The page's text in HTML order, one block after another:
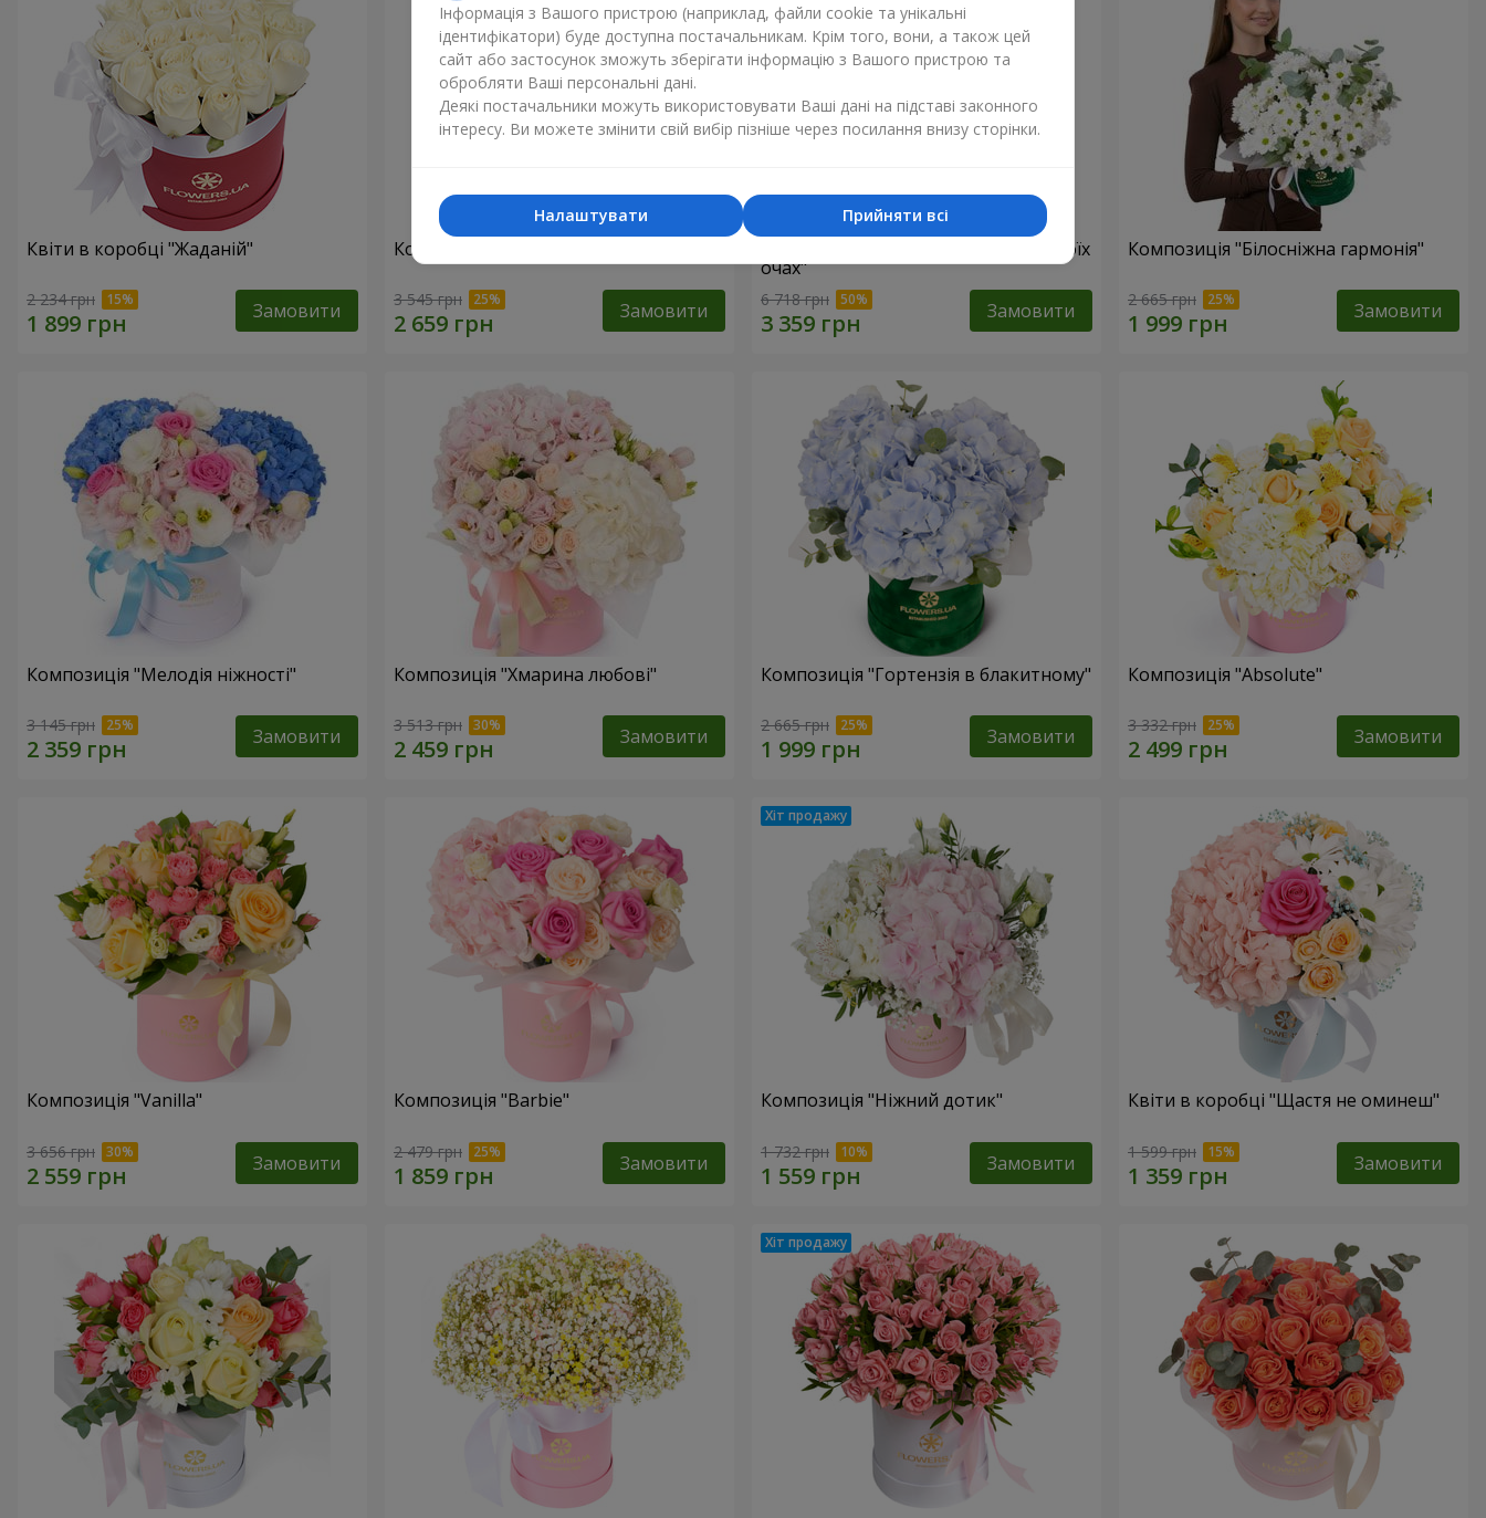
Квіти в коробці "Жаданій"
2 234 грн Замовити
Композиція "Lady in Red"
3 545 грн Замовити
Композиція в коробці "Любов в твоїх
очах"
6 718 грн Замовити
Композиція "Білосніжна гармонія"
2 665 грн Замовити
Композиція "Мелодія ніжності"
3 145 грн Замовити
Композиція "Хмарина любові"
3 513 грн Замовити
Композиція "Гортензія в блакитному"
2 665 грн Замовити
Композиція "Absolute"
3 332 грн Замовити
Композиція "Vanilla"
3 656 грн Замовити
Композиція "Barbie"
2 479 грн Замовити
Композиція "Ніжний дотик"
1 732 грн Замовити
Квіти в коробці "Щастя не оминеш"
1 599 грн Замовити
Інформація з Вашого пристрою (наприклад, файли cookie та унікальні
ідентифікатори) буде доступна постачальникам. Крім того, вони, а також цей
сайт або застосунок зможуть зберігати інформацію з Вашого пристрою та
обробляти Ваші персональні дані.
Деякі постачальники можуть використовувати Ваші дані на підставі законного
інтересу. Ви можете змінити свій вибір пізніше через посилання внизу сторінки.
Прийняти всі
Налаштувати